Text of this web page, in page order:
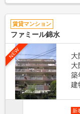
賃貸マンション
ファミール錦水
NEW
大
大
築
建
新